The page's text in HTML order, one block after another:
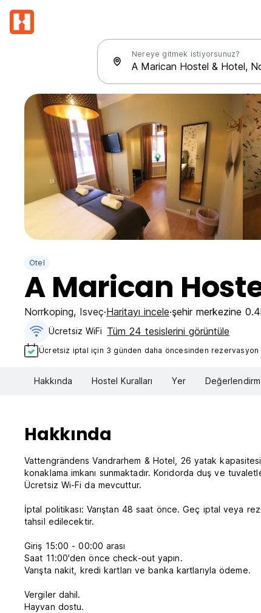
Nereye gitmek istiyorsunuz?
Otel
A Marican
Norrkoping, Isveç Haritayı incele şehir merkezine
Ücretsiz WiFi Tüm 24 tesislerini görüntüle
Ücretsiz iptal için 3 günden daha öncesinden rezervasyon
Hakkında Hostel Kuralları Yer
Hakkında
Vattengrändens Vandrarhem & Hotel, 26 yatak
konaklama imkanı sunmaktadır. Koridorda duş ve
Ücretsiz Wi-Fi da mevcuttur.
İptal politikası: Varıştan 48 saat önce. Geç iptal veya
tahsil edilecektir.
Giriş 15:00 - 00:00 arası
Saat 11:00'den önce check-out yapın.
Varışta nakit, kredi kartları ve banka kartlarıyla ödeme.
Vergiler dahil.
Hayvan dostu.